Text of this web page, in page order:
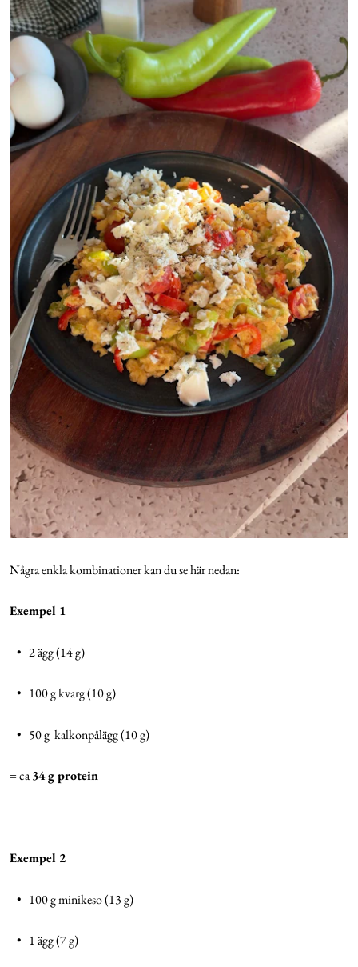
Några enkla kombinationer kan du se här nedan:
Exempel 1
• 2 ägg (14 g)
• 100 g kvarg (10 g)
• 50 g kalkonpålägg (10 g)
= ca34 g protein
Exempel 2
• 100 g minikeso (13 g)
• 1 ägg (7 g)